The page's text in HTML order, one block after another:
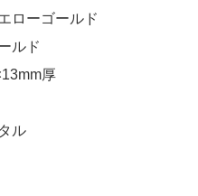
ローゴールド
ルド
厚
ル